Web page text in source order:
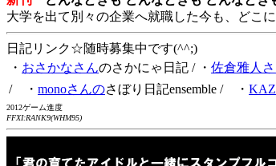
大学を出て別々の企業へ就職した今も、どこ
日記リンク☆随時募集中です(^^;)
・ おさかなさんのさかにゃ日記 / ・ 佐倉雅人
/ ・ monoさんのさぼり日記ensemble / ・
2012ゲーム進度
FFXI:RANK9(WHM95)